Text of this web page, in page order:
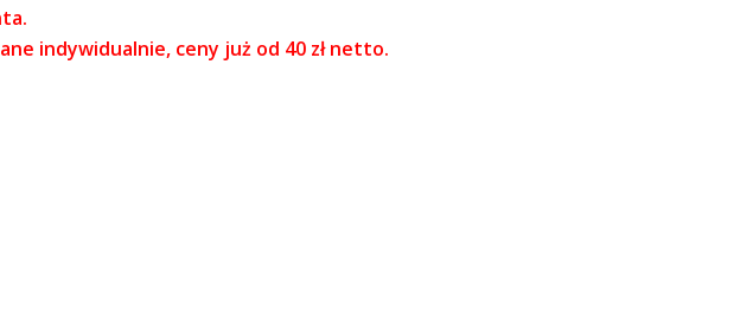
indywidualnie, ceny już od 40 zł netto.